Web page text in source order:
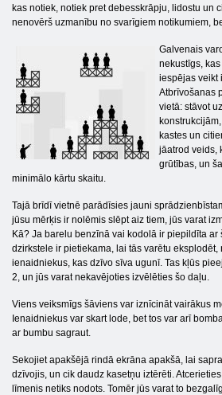
kas notiek, notiek pret debesskrāpju, lidostu un
nenovērš uzmanību no svarīgiem notikumiem,
Galvenais
nekustīgs,
iespējas veikt
Atbrīvošanas
vietā: stāvot
kastes un
jāatrod veids,
grūtības, un
minimālo kārtu skaitu.
Tajā brīdī vietnē parādīsies jauni
jūsu mērķis ir nolēmis slēpt aiz tiem, jūs varat
Kā? Ja barelu benzīnā vai kodolā ir piepildīta ar
dzirkstele ir pietiekama, lai tās varētu eksplodēt,
ienaidniekus, kas dzīvo sīva ugunī. Tas kļūs
2, un jūs varat nekavējoties izvēlēties šo daļu.
Viens veiksmīgs šāviens var iznīcināt vairākus
Ienaidniekus var skart lode, bet tos var arī
ar bumbu sagraut.
Sekojiet apakšējā rindā ekrāna apakšā, lai
dzīvojis, un cik daudz kasetņu iztērēti.
līmenis netiks nodots. Tomēr jūs varat to